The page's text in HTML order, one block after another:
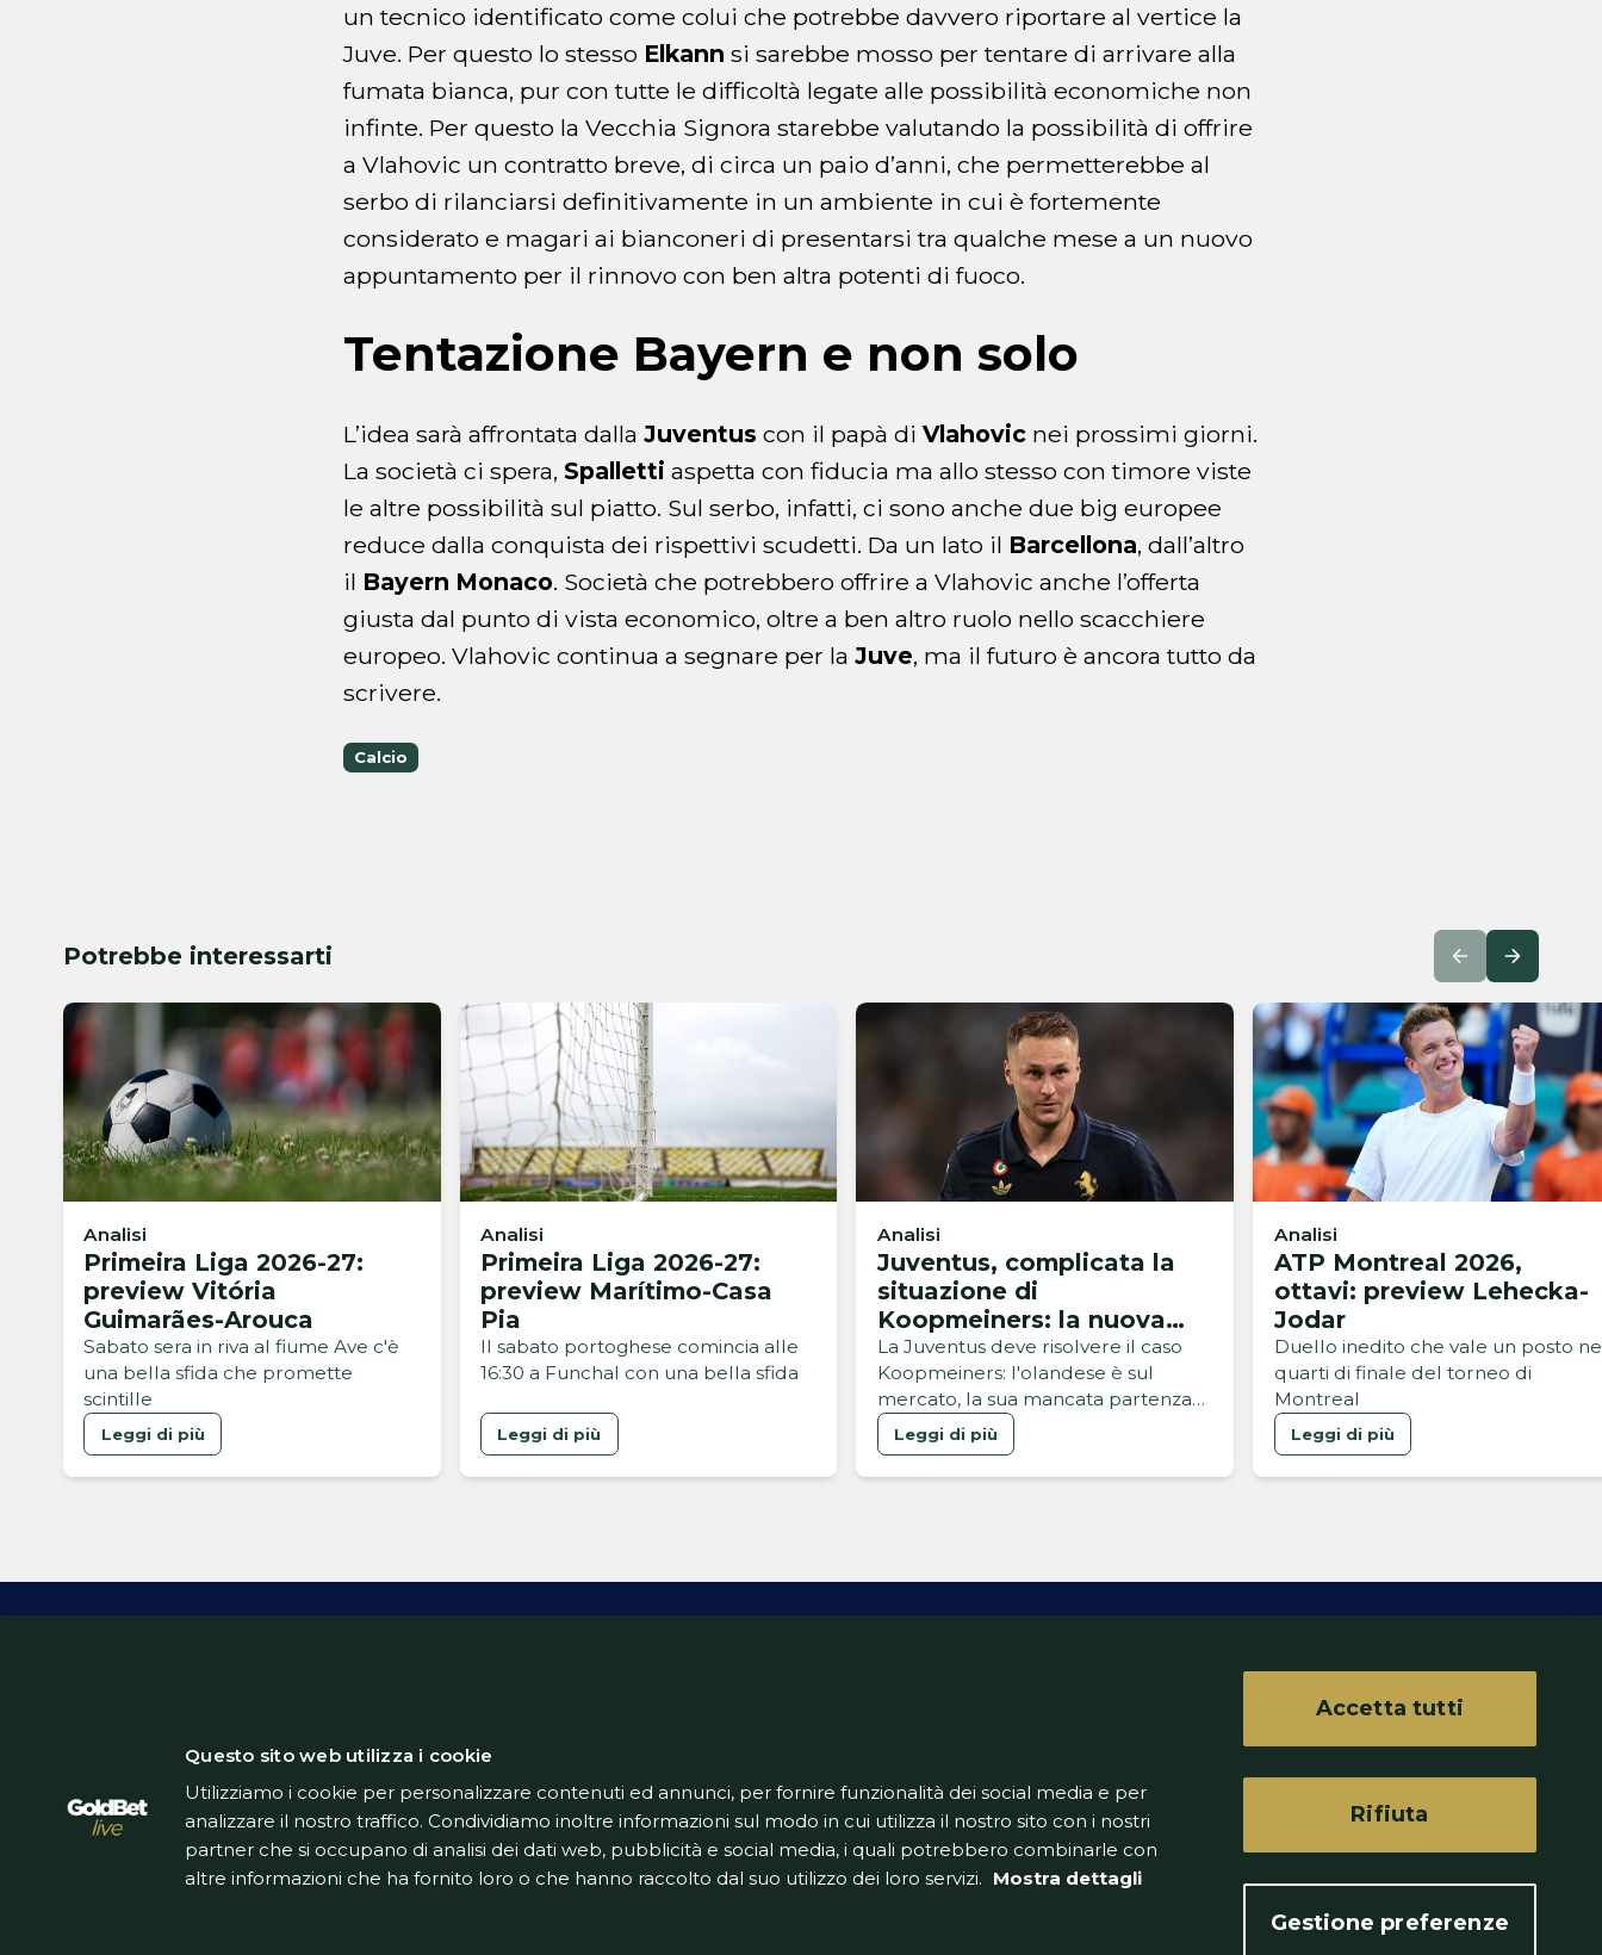
un tecnico identificato come colui che potrebbe davvero riportare al vertice la
Juve. Per questo lo stesso Elkann si sarebbe mosso per tentare di arrivare alla
fumata bianca, pur con tutte le difficoltà legate alle possibilità economiche non
infinte. Per questo la Vecchia Signora starebbe valutando la possibilità di offrire
a Vlahovic un contratto breve, di circa un paio d’anni, che permetterebbe al
serbo di rilanciarsi definitivamente in un ambiente in cui è fortemente
considerato e magari ai bianconeri di presentarsi tra qualche mese a un nuovo
appuntamento per il rinnovo con ben altra potenti di fuoco.
Tentazione Bayern e non solo
L’idea sarà affrontata dalla Juventus con il papà di Vlahovic nei prossimi giorni.
La società ci spera, Spalletti aspetta con fiducia ma allo stesso con timore viste
le altre possibilità sul piatto. Sul serbo, infatti, ci sono anche due big europee
reduce dalla conquista dei rispettivi scudetti. Da un lato il Barcellona, dall’altro
il Bayern Monaco. Società che potrebbero offrire a Vlahovic anche l’offerta
giusta dal punto di vista economico, oltre a ben altro ruolo nello scacchiere
europeo. Vlahovic continua a segnare per la Juve, ma il futuro è ancora tutto da
scrivere.
Calcio
Potrebbe interessarti
Analisi
Primeira Liga 2026-27:
preview Vitória
Guimarães-Arouca
Sabato sera in riva al fiume Ave c'è
una bella sfida che promette
scintille
Leggi di più
Analisi
Primeira Liga 2026-27:
preview Marítimo-Casa
Pia
Il sabato portoghese comincia alle
16:30 a Funchal con una bella sfida
Leggi di più
Analisi
Juventus, complicata la
situazione di
Koopmeiners: la nuova
idea per il futuro
La Juventus deve risolvere il caso
Koopmeiners: l'olandese è sul
mercato, la sua mancata partenza
blocca l'arrivo di un eventuale
innesto
Leggi di più
Analisi
ATP Montreal 2026,
ottavi: preview Lehecka-
Jodar
Duello inedito che vale un posto
quarti di finale del torneo di
Montreal
Leggi di più
Questo sito web utilizza i cookie
Utilizziamo i cookie per personalizzare contenuti ed annunci, per fornire funzionalità dei social media e per
analizzare il nostro traffico. Condividiamo inoltre informazioni sul modo in cui utilizza il nostro sito con i nostri
partner che si occupano di analisi dei dati web, pubblicità e social media, i quali potrebbero combinarle con
altre informazioni che ha fornito loro o che hanno raccolto dal suo utilizzo dei loro servizi. Mostra dettagli
Gestione preferenze
Rifiuta
Accetta tutti